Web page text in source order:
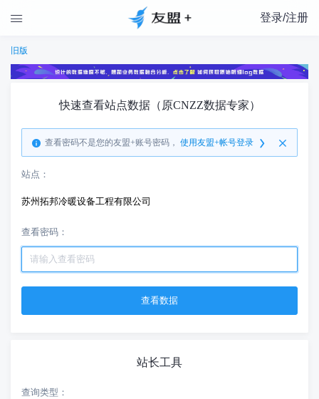
 登录/注册
旧版
快速查看站点数据（原CNZZ数据专家）
查看密码不是您的友盟+账号密码， 使用友盟+帐号登录
站点：
苏州拓邦冷暖设备工程有限公司
查看密码：
站长工具
查询类型：